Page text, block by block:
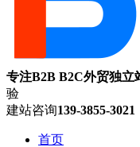
专注B2B B2C外贸独立
验
建站咨询139-3855-3021
首页